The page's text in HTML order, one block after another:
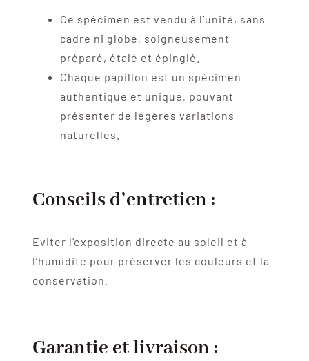
Ce spécimen est vendu à l’unité, sans
cadre ni globe, soigneusement
préparé, étalé et épinglé.
Chaque papillon est un spécimen
authentique et unique, pouvant
présenter de légères variations
naturelles.
Conseils d’entretien :
Eviter l’exposition directe au soleil et à
l’humidité pour préserver les couleurs et la
conservation.
Garantie et livraison :